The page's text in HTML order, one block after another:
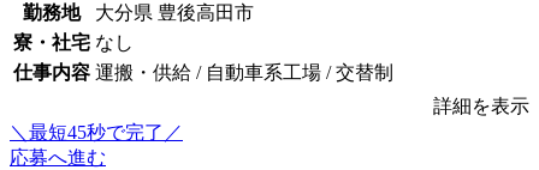
勤務地
大分県 豊後高田市
寮・社宅 なし
仕事内容 運搬・供給 / 自動車系工場 / 交替制
詳細を表示
＼最短45秒で完了／
応募へ進む